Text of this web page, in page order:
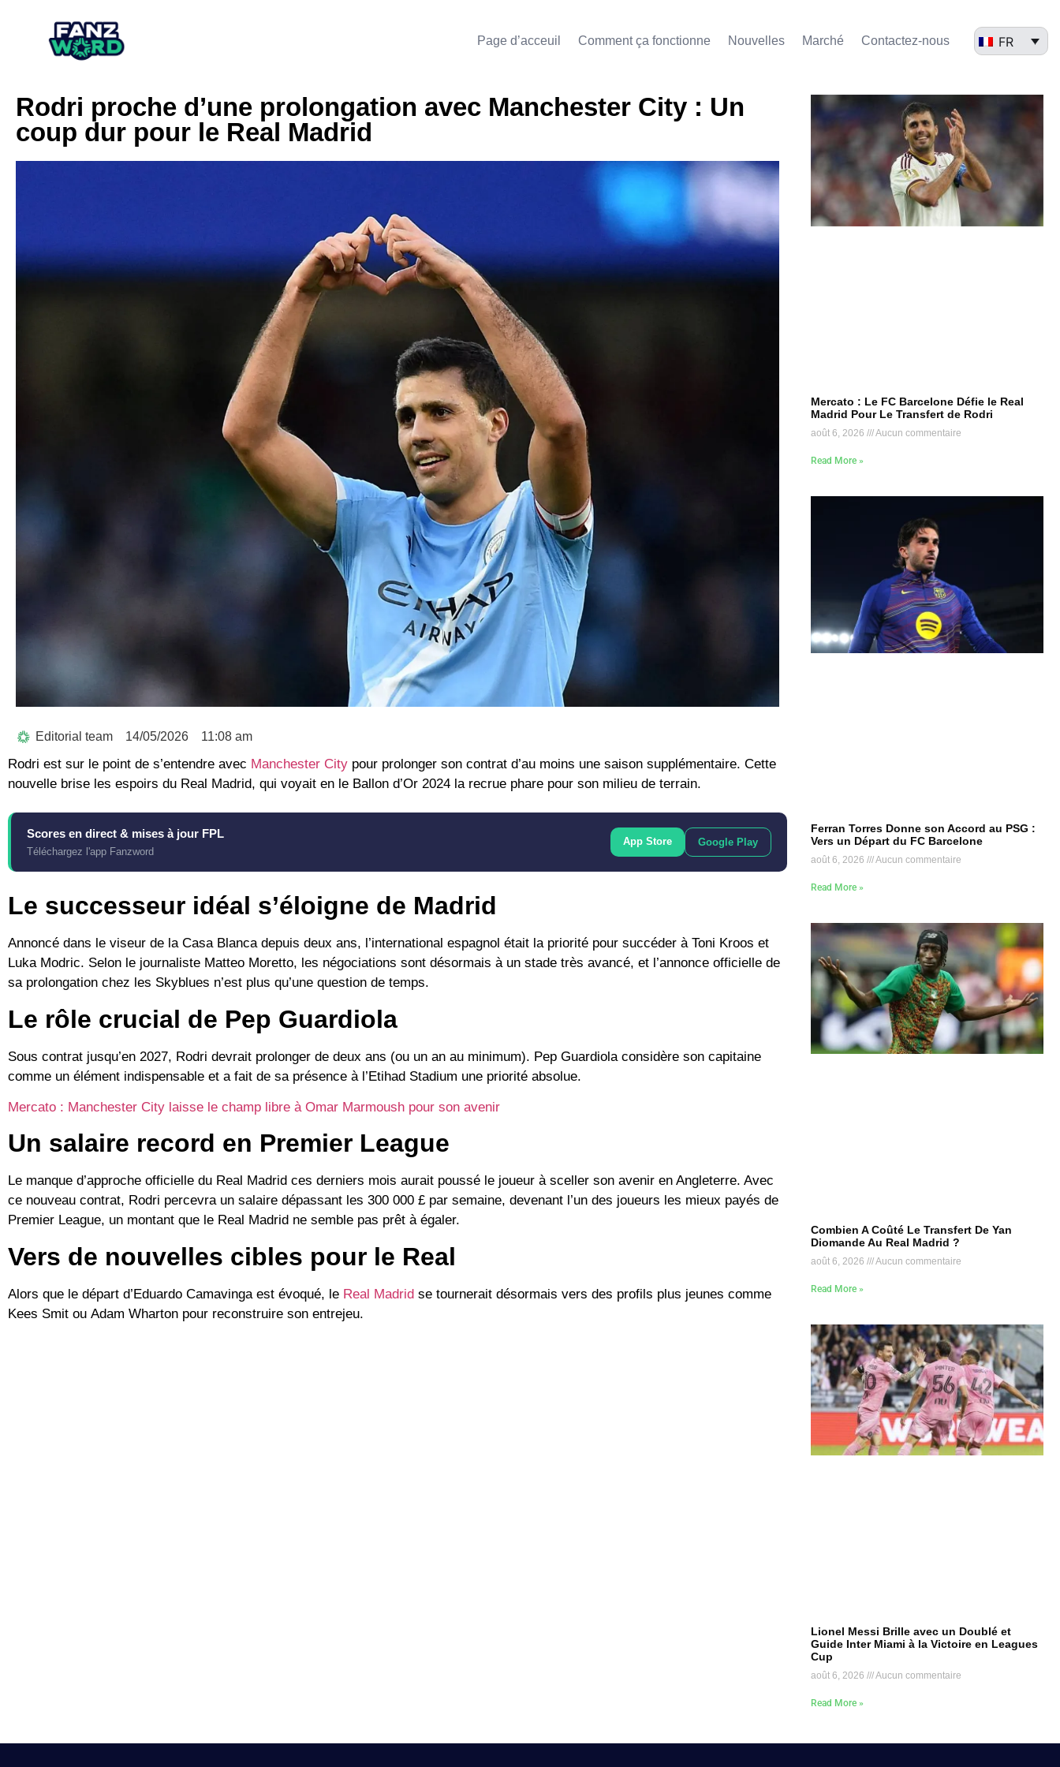
Page d’acceuil Comment ça fonctionne Nouvelles Marché​ Contactez-nous FR
Rodri proche d’une prolongation avec Manchester City : Un
coup dur pour le Real Madrid
Editorial team 14/05/2026 11:08 am
Rodri est sur le point de s’entendre avec Manchester City pour prolonger son contrat d’au moins une saison supplémentaire. Cette
nouvelle brise les espoirs du Real Madrid, qui voyait en le Ballon d’Or 2024 la recrue phare pour son milieu de terrain.
Scores en direct & mises à jour FPL
Téléchargez l'app Fanzword
App Store Google Play
Le successeur idéal s’éloigne de Madrid
Annoncé dans le viseur de la Casa Blanca depuis deux ans, l’international espagnol était la priorité pour succéder à Toni Kroos et
Luka Modric. Selon le journaliste Matteo Moretto, les négociations sont désormais à un stade très avancé, et l’annonce officielle de
sa prolongation chez les Skyblues n’est plus qu’une question de temps.
Le rôle crucial de Pep Guardiola
Sous contrat jusqu’en 2027, Rodri devrait prolonger de deux ans (ou un an au minimum). Pep Guardiola considère son capitaine
comme un élément indispensable et a fait de sa présence à l’Etihad Stadium une priorité absolue.
Mercato : Manchester City laisse le champ libre à Omar Marmoush pour son avenir
Un salaire record en Premier League
Le manque d’approche officielle du Real Madrid ces derniers mois aurait poussé le joueur à sceller son avenir en Angleterre. Avec
ce nouveau contrat, Rodri percevra un salaire dépassant les 300 000 £ par semaine, devenant l’un des joueurs les mieux payés de
Premier League, un montant que le Real Madrid ne semble pas prêt à égaler.
Vers de nouvelles cibles pour le Real
Alors que le départ d’Eduardo Camavinga est évoqué, le Real Madrid se tournerait désormais vers des profils plus jeunes comme
Kees Smit ou Adam Wharton pour reconstruire son entrejeu.
Mercato : Le FC Barcelone Défie le Real
Madrid Pour Le Transfert de Rodri
août 6, 2026 Aucun commentaire
Read More »
Ferran Torres Donne son Accord au PSG :
Vers un Départ du FC Barcelone
août 6, 2026 Aucun commentaire
Read More »
Combien A Coûté Le Transfert De Yan
Diomande Au Real Madrid ?
août 6, 2026 Aucun commentaire
Read More »
Lionel Messi Brille avec un Doublé et
Guide Inter Miami à la Victoire en Leagues
Cup
août 6, 2026 Aucun commentaire
Read More »